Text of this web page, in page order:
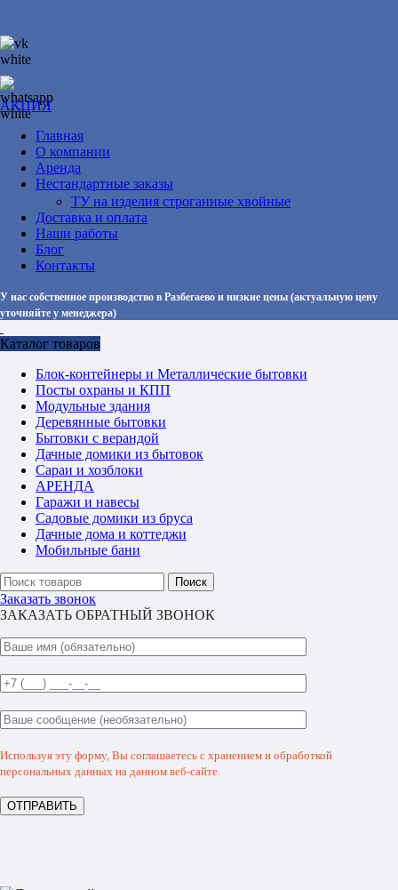
АКЦИЯ
Главная
О компании
Аренда
Нестандартные заказы
ТУ на изделия строганные хвойные
Доставка и оплата
Наши работы
Блог
Контакты
У нас собственное производство в Разбегаево и низкие цены (актуальную цену
уточняйте у менеджера)
Каталог товаров
Блок-контейнеры и Металлические бытовки
Посты охраны и КПП
Модульные здания
Деревянные бытовки
Бытовки с верандой
Дачные домики из бытовок
Сараи и хозблоки
АРЕНДА
Гаражи и навесы
Садовые домики из бруса
Дачные дома и коттеджи
Мобильные бани
Поиск
Заказать звонок
ЗАКАЗАТЬ ОБРАТНЫЙ ЗВОНОК
Используя эту форму, Вы соглашаетесь с хранением и обработкой
персональных данных на данном веб-сайте.